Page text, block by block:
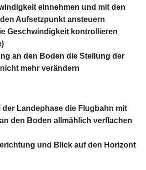
einnehmen und mit den
Aufsetzpunkt ansteuern
Geschwindigkeit kontrollieren
an den Boden die Stellung der
mehr verändern
der Landephase die Flugbahn mit
den Boden allmählich verflachen
und Blick auf den Horizont